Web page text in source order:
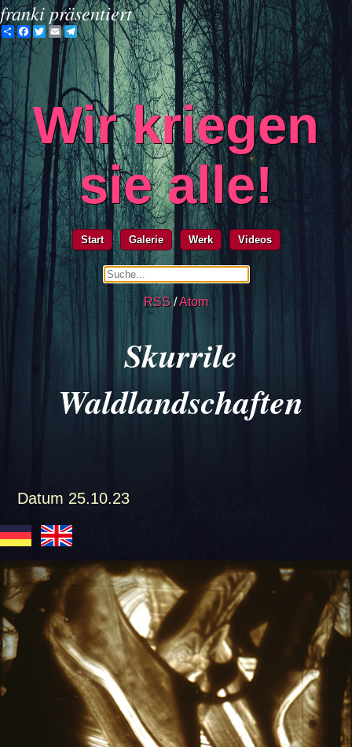
franki präsentiert
ShareFacebook
Twitter
EmailTelegram
Wir kriegen
sie alle!
Start Galerie Werk Videos
RSS /Atom
Skurrile
Waldlandschaften
Datum 25.10.23